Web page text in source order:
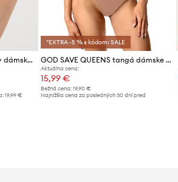
GOD SAVE QUEENS brazilky dámske SECOND SKIN PANTY CHEEKY
19,99 €
*EXTRA -5 % s kódom: SALE
GOD SAVE QUEENS tangá dámske G-STRING
Aktuálna cena:
15,99 €
Bežná cena:19,90 €
Najnižšia cena za posledných 30 dní pred